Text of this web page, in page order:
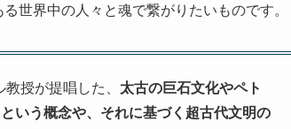
世界中の人々と魂で繋がりたいものです。
授が提唱した、 太古の巨石文化やペト
いう概念や、それに基づく超古代文明の